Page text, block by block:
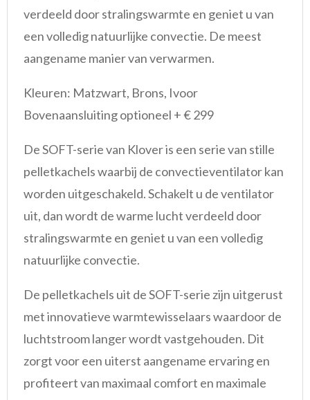
verdeeld door stralingswarmte en geniet u van
een volledig natuurlijke convectie. De meest
aangename manier van verwarmen.
Kleuren: Matzwart, Brons, Ivoor
Bovenaansluiting optioneel + € 299
De SOFT-serie van Klover is een serie van stille
pelletkachels waarbij de convectieventilator kan
worden uitgeschakeld. Schakelt u de ventilator
uit, dan wordt de warme lucht verdeeld door
stralingswarmte en geniet u van een volledig
natuurlijke convectie.
De pelletkachels uit de SOFT-serie zijn uitgerust
met innovatieve warmtewisselaars waardoor de
luchtstroom langer wordt vastgehouden. Dit
zorgt voor een uiterst aangename ervaring en
profiteert van maximaal comfort en maximale